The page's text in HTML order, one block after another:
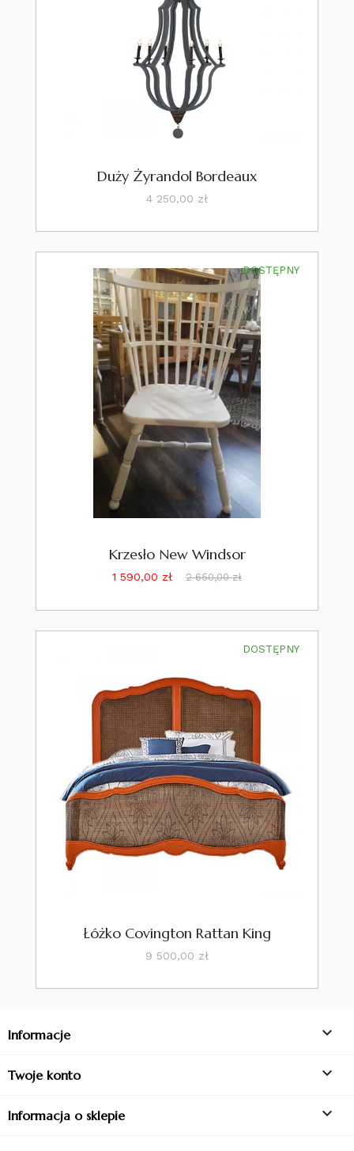
Duży Żyrandol Bordeaux
4 250,00 złCena
Krzesło New Windsor
1 590,00 zł
Cena
2 650,00 złCena
DOSTĘPNY
Łóżko Covington Rattan King
9 500,00 złCena
DOSTĘPNY
Informacje 
Twoje konto 
Informacja o sklepie 